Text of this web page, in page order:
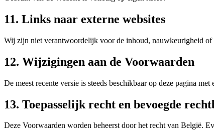
11. Links naar externe websites
Wij zijn niet verantwoordelijk voor de inhoud, nauwkeurigheid
12. Wijzigingen aan de Voorwaarden
De meest recente versie is steeds beschikbaar op deze pagina
13. Toepasselijk recht en bevoegde
Deze Voorwaarden worden beheerst door het recht van België.